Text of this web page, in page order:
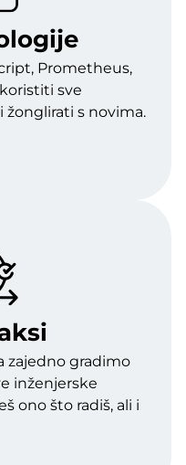
Prometheus,
sve
žonglirati s novima.
zajedno gradimo
inženjerske
ono što radiš, ali i